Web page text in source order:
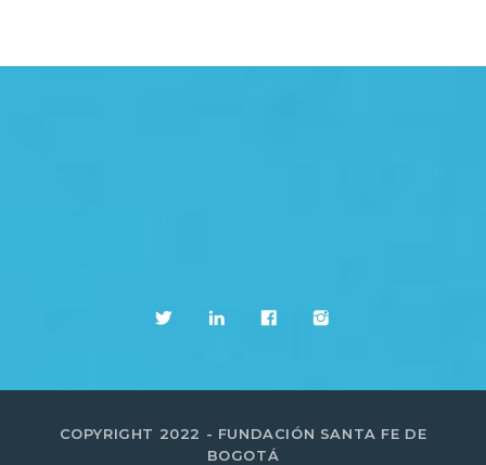
COPYRIGHT 2022 - FUNDACIÓN SANTA FE DE
BOGOTÁ